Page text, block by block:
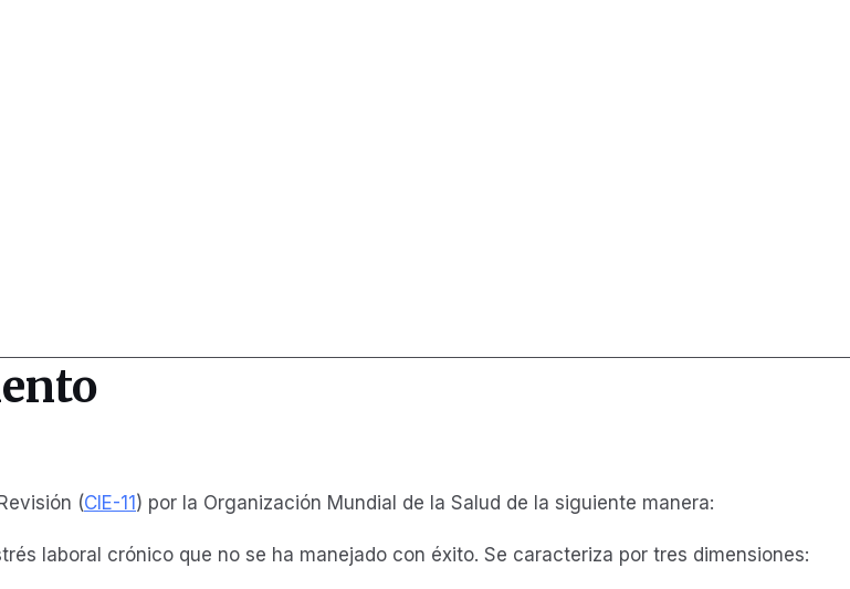
(CIE-11 ) por la Organización Mundial de la Salud de la siguiente manera:
laboral crónico que no se ha manejado con éxito. Se caracteriza por tres dimensiones: